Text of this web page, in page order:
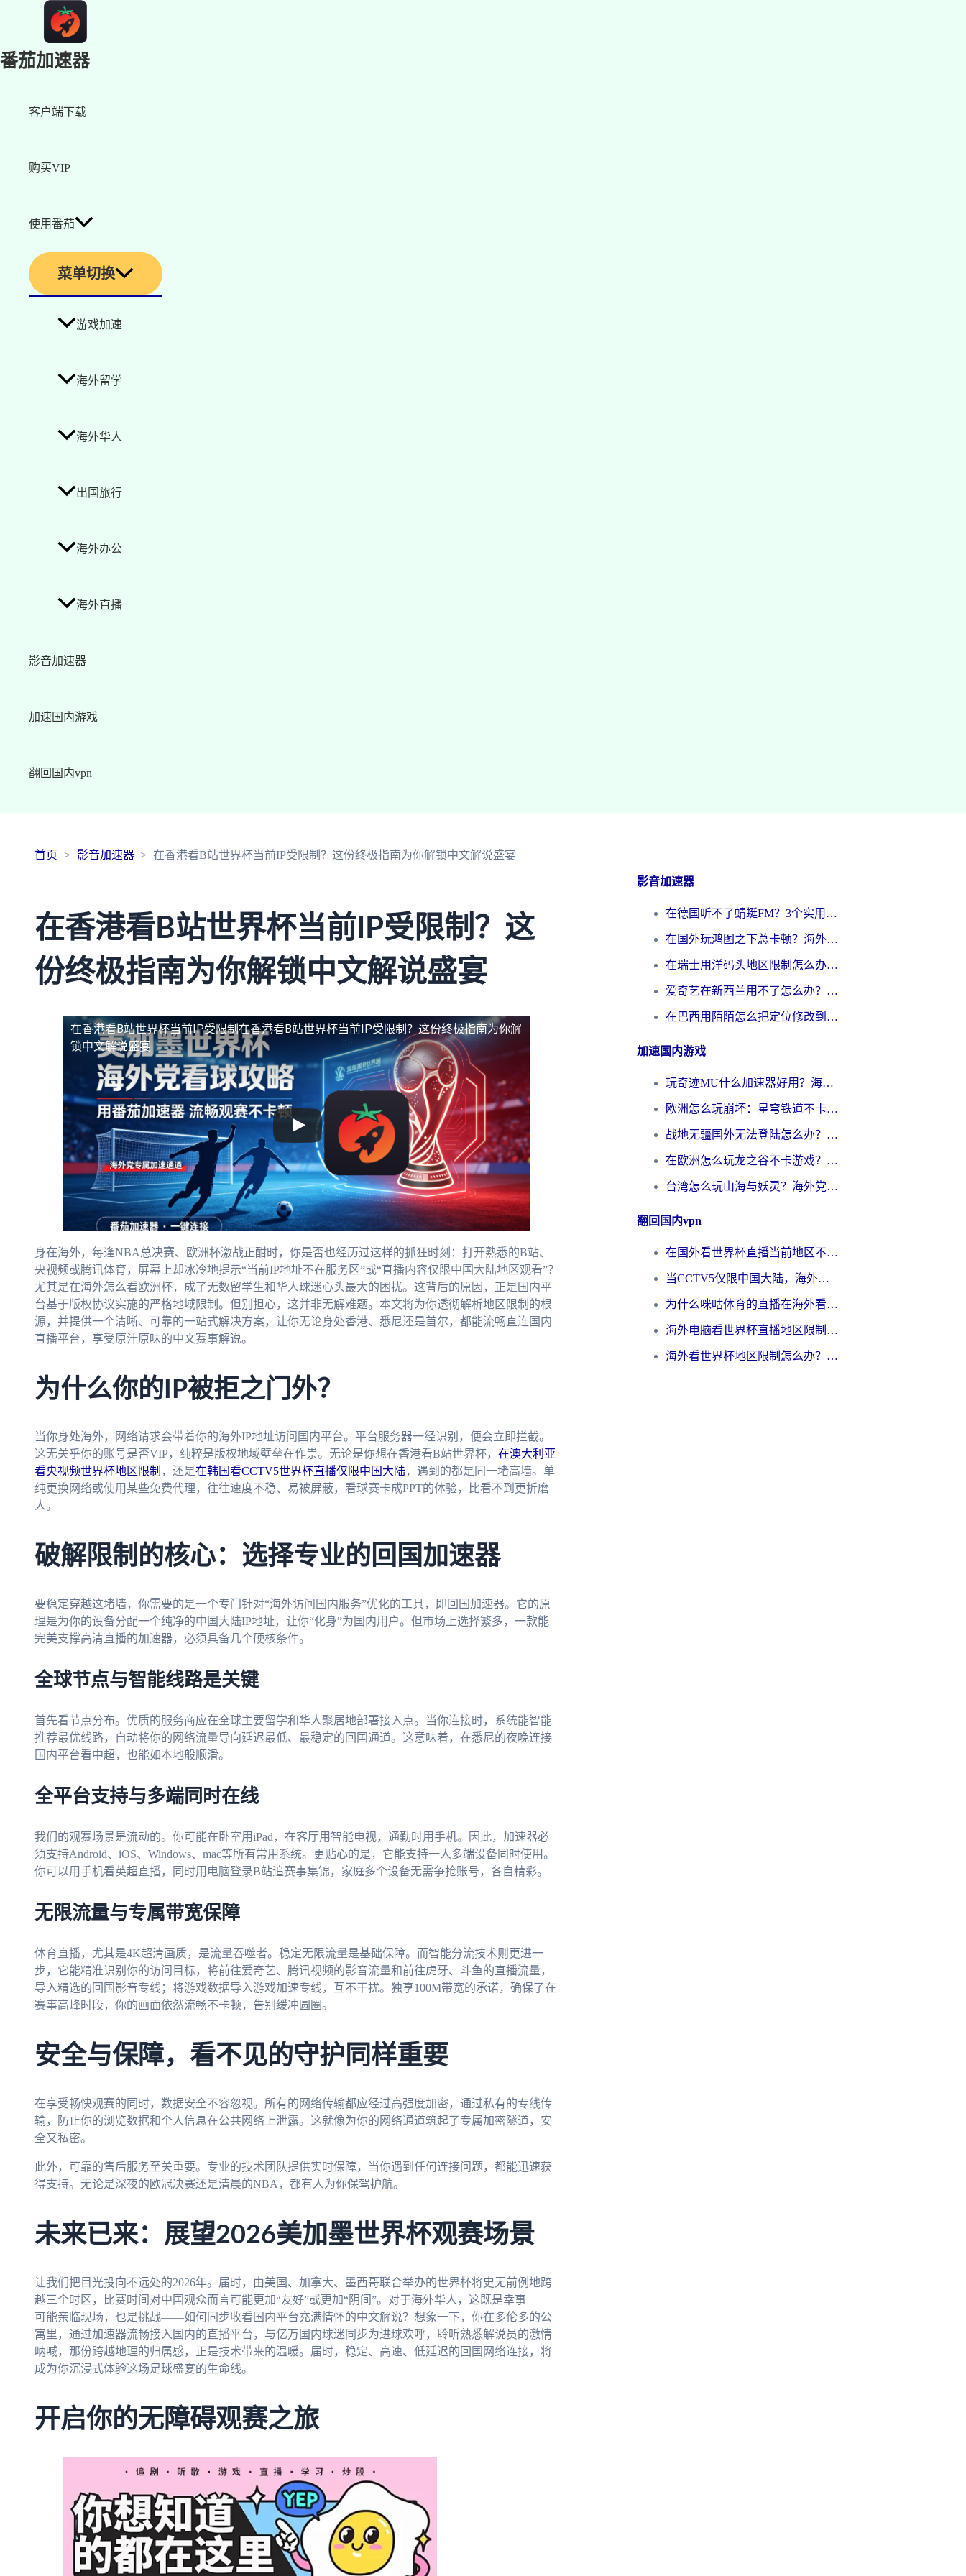
番茄加速器
客户端下载
购买VIP
使用番茄
菜单切换
游戏加速
海外留学
海外华人
出国旅行
海外办公
海外直播
影音加速器
加速国内游戏
翻回国内vpn
首页 影音加速器 在香港看B站世界杯当前IP受限制？这份终极指南为你解锁中文解说盛宴
在香港看B站世界杯当前IP受限制？这
份终极指南为你解锁中文解说盛宴
在香港看B站世界杯当前IP受限制在香港看B站世界杯当前IP受限制？这份终极指南为你解
锁中文解说盛宴
身在海外，每逢NBA总决赛、欧洲杯激战正酣时，你是否也经历过这样的抓狂时刻：打开熟悉的B站、
央视频或腾讯体育，屏幕上却冰冷地提示“当前IP地址不在服务区”或“直播内容仅限中国大陆地区观看”？
尤其是在海外怎么看欧洲杯，成了无数留学生和华人球迷心头最大的困扰。这背后的原因，正是国内平
台基于版权协议实施的严格地域限制。但别担心，这并非无解难题。本文将为你透彻解析地区限制的根
源，并提供一个清晰、可靠的一站式解决方案，让你无论身处香港、悉尼还是首尔，都能流畅直连国内
直播平台，享受原汁原味的中文赛事解说。
为什么你的IP被拒之门外？
当你身处海外，网络请求会带着你的海外IP地址访问国内平台。平台服务器一经识别，便会立即拦截。
这无关乎你的账号是否VIP，纯粹是版权地域壁垒在作祟。无论是你想在香港看B站世界杯， 在澳大利亚
看央视频世界杯地区限制 ，还是在韩国看CCTV5世界杯直播仅限中国大陆，遇到的都是同一堵高墙。单
纯更换网络或使用某些免费代理，往往速度不稳、易被屏蔽，看球赛卡成PPT的体验，比看不到更折磨
人。
破解限制的核心：选择专业的回国加速器
要稳定穿越这堵墙，你需要的是一个专门针对“海外访问国内服务”优化的工具，即回国加速器。它的原
理是为你的设备分配一个纯净的中国大陆IP地址，让你“化身”为国内用户。但市场上选择繁多，一款能
完美支撑高清直播的加速器，必须具备几个硬核条件。
全球节点与智能线路是关键
首先看节点分布。优质的服务商应在全球主要留学和华人聚居地部署接入点。当你连接时，系统能智能
推荐最优线路，自动将你的网络流量导向延迟最低、最稳定的回国通道。这意味着，在悉尼的夜晚连接
国内平台看中超，也能如本地般顺滑。
全平台支持与多端同时在线
我们的观赛场景是流动的。你可能在卧室用iPad，在客厅用智能电视，通勤时用手机。因此，加速器必
须支持Android、iOS、Windows、mac等所有常用系统。更贴心的是，它能支持一人多端设备同时使用。
你可以用手机看英超直播，同时用电脑登录B站追赛事集锦，家庭多个设备无需争抢账号，各自精彩。
无限流量与专属带宽保障
体育直播，尤其是4K超清画质，是流量吞噬者。稳定无限流量是基础保障。而智能分流技术则更进一
步，它能精准识别你的访问目标，将前往爱奇艺、腾讯视频的影音流量和前往虎牙、斗鱼的直播流量，
导入精选的回国影音专线；将游戏数据导入游戏加速专线，互不干扰。独享100M带宽的承诺，确保了在
赛事高峰时段，你的画面依然流畅不卡顿，告别缓冲圆圈。
安全与保障，看不见的守护同样重要
在享受畅快观赛的同时，数据安全不容忽视。所有的网络传输都应经过高强度加密，通过私有的专线传
输，防止你的浏览数据和个人信息在公共网络上泄露。这就像为你的网络通道筑起了专属加密隧道，安
全又私密。
此外，可靠的售后服务至关重要。专业的技术团队提供实时保障，当你遇到任何连接问题，都能迅速获
得支持。无论是深夜的欧冠决赛还是清晨的NBA，都有人为你保驾护航。
未来已来：展望2026美加墨世界杯观赛场景
让我们把目光投向不远处的2026年。届时，由美国、加拿大、墨西哥联合举办的世界杯将史无前例地跨
越三个时区，比赛时间对中国观众而言可能更加“友好”或更加“阴间”。对于海外华人，这既是幸事——
可能亲临现场，也是挑战——如何同步收看国内平台充满情怀的中文解说？想象一下，你在多伦多的公
寓里，通过加速器流畅接入国内的直播平台，与亿万国内球迷同步为进球欢呼，聆听熟悉解说员的激情
呐喊，那份跨越地理的归属感，正是技术带来的温暖。届时，稳定、高速、低延迟的回国网络连接，将
成为你沉浸式体验这场足球盛宴的生命线。
开启你的无障碍观赛之旅
影音加速器
在德国听不了蜻蜓FM？3个实用技巧帮你解锁国内影音自由
在国外玩鸿图之下总卡顿？海外党追剧听歌的3个实用解决方案
在瑞士用洋码头地区限制怎么办？海外华人必看的回国加速全攻略
爱奇艺在新西兰用不了怎么办？海外党亲测有效的回国加速方案
在巴西用陌陌怎么把定位修改到中国国内？海外党必看的回国加速全攻略
加速国内游戏
玩奇迹MU什么加速器好用？海外党亲测：这款加速器让你告别延迟卡顿！
欧洲怎么玩崩坏：星穹铁道不卡？2026海外玩家国服游戏加速器终极攻略
战地无疆国外无法登陆怎么办？海外玩家国服畅玩终极指南（附欧服魔兽EVE加速方案）
在欧洲怎么玩龙之谷不卡游戏？2026海外党国服游戏加速全攻略
台湾怎么玩山海与妖灵？海外党国服游戏加速全攻略，告别延迟卡顿
翻回国内vpn
在国外看世界杯直播当前地区不可播放？海外党必看的回国加速全攻略
当CCTV5仅限中国大陆，海外球迷的世界杯狂欢如何继续？
为什么咪咕体育的直播在海外看不了？3步解决海外看世界杯+抖音地区限制难题
海外电脑看世界杯直播地区限制怎么办？你需要一个聪明的加速器
海外看世界杯地区限制怎么办？一篇搞定咪咕视频播放+国内资源无缝访问指南